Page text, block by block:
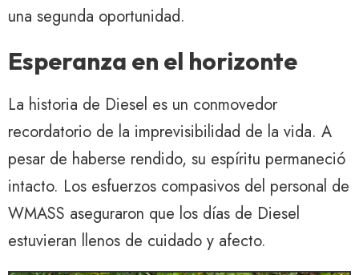
una segunda oportunidad.
Esperanza en el horizonte
La historia de Diesel es un conmovedor
recordatorio de la imprevisibilidad de la vida. A
pesar de haberse rendido, su espíritu permaneció
intacto. Los esfuerzos compasivos del personal de
WMASS aseguraron que los días de Diesel
estuvieran llenos de cuidado y afecto.